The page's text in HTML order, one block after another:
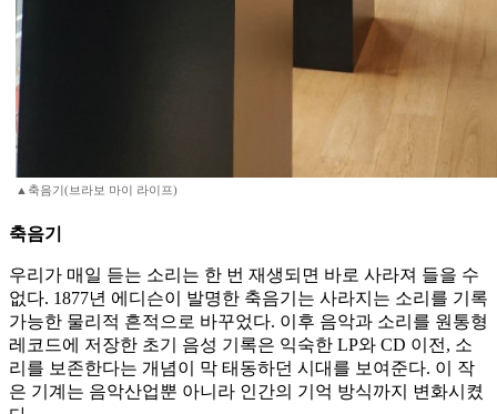
▲축음기(브라보 마이 라이프)
축음기
우리가 매일 듣는 소리는 한 번 재생되면 바로 사라져 들을 수
없다. 1877년 에디슨이 발명한 축음기는 사라지는 소리를 기록
가능한 물리적 흔적으로 바꾸었다. 이후 음악과 소리를 원통형
레코드에 저장한 초기 음성 기록은 익숙한 LP와 CD 이전, 소
리를 보존한다는 개념이 막 태동하던 시대를 보여준다. 이 작
은 기계는 음악산업뿐 아니라 인간의 기억 방식까지 변화시켰